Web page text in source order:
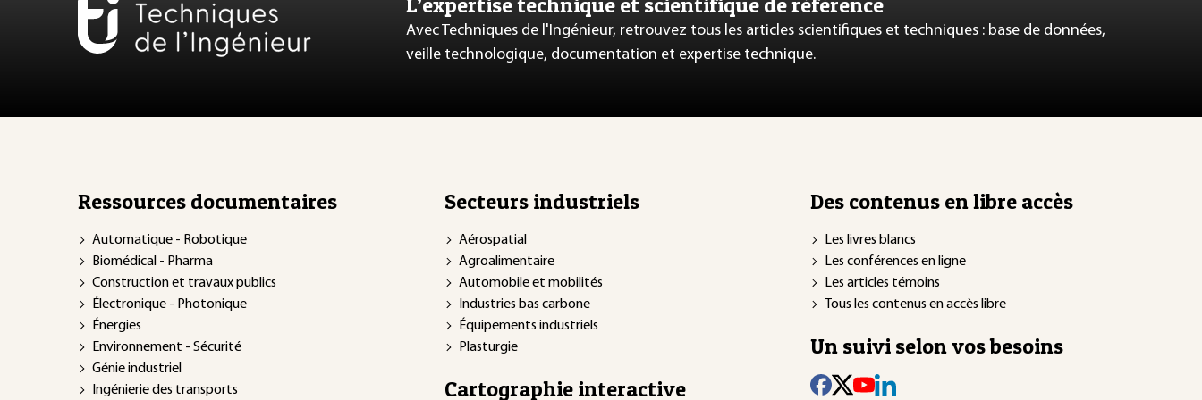
Avec Techniques de l'Ingénieur, retrouvez tous les articles scientifiques et techniques : base de données,
veille technologique, documentation et expertise technique.
Ressources documentaires
Automatique - Robotique
Biomédical - Pharma
Construction et travaux publics
Électronique - Photonique
Énergies
Environnement - Sécurité
Génie industriel
Ingénierie des transports
Secteurs industriels
Aérospatial
Agroalimentaire
Automobile et mobilités
Industries bas carbone
Équipements industriels
Plasturgie
Cartographie interactive
Des contenus en libre accès
Les livres blancs
Les conférences en ligne
Les articles témoins
Tous les contenus en accès libre
Un suivi selon vos besoins